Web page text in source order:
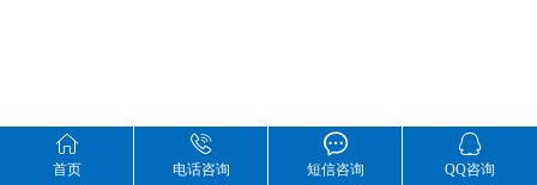

首页

电话咨询

短信咨询

QQ咨询